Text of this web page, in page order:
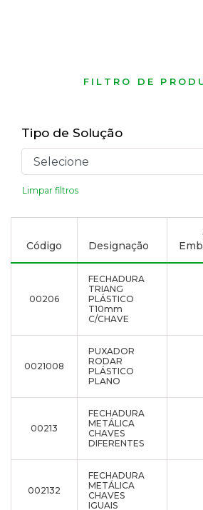
FILTRO DE
Tipo de Solução
Limpar filtros
Código Designação
00206
FECHADURA
TRIANG
PLÁSTICO
T10mm
C/CHAVE
0021008
PUXADOR
RODAR
PLÁSTICO
PLANO
00213
FECHADURA
METÁLICA
CHAVES
DIFERENTES
002132
FECHADURA
METÁLICA
CHAVES
IGUAIS